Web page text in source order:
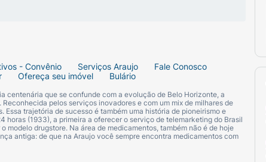
- Convênio Serviços Araujo
Fale Conosco
Ofereça seu imóvel Bulário
centenária que se confunde com a evolução de Belo Horizonte, a
pelos serviços inovadores e com um mix de milhares de
trajetória de sucesso é também uma história de pioneirismo e
(1933), a primeira a oferecer o serviço de telemarketing do Brasil
modelo drugstore. Na área de medicamentos, também não é de hoje
antiga: de que na Araujo você sempre encontra medicamentos com